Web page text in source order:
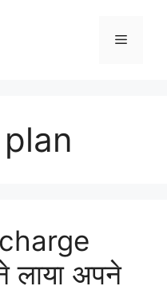
Menu
लाया अपने